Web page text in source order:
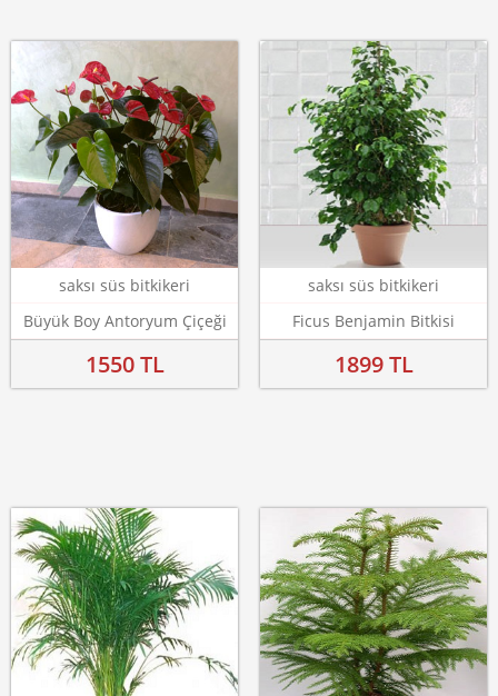
saksı süs bitkikeri
Büyük Boy Antoryum Çiçeği
1550 TL
saksı süs bitkikeri
Ficus Benjamin Bitkisi
1899 TL